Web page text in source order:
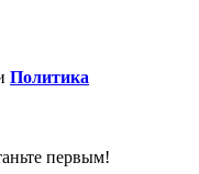
Политика
первым!